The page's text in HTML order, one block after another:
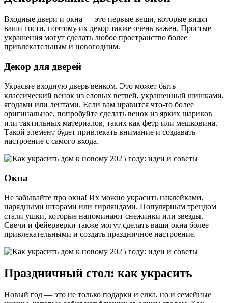
Входные двери и окна — это первые вещи, которые видят
ваши гости, поэтому их декор также очень важен. Простые
украшения могут сделать любое пространство более
привлекательным и новогодним.
Декор для дверей
Украсьте входную дверь венком. Это может быть
классический венок из еловых ветвей, украшенный шишками,
ягодами или лентами. Если вам нравится что-то более
оригинальное, попробуйте сделать венок из ярких шариков
или тактильных материалов, таких как фетр или мешковина.
Такой элемент будет привлекать внимание и создавать
настроение с самого входа.
Окна
Не забывайте про окна! Их можно украсить наклейками,
нарядными шторами или гирляндами. Популярным трендом
стали ушки, которые напоминают снежинки или звезды.
Свечи и фейерверки также могут сделать ваши окна более
привлекательными и создать праздничное настроение.
Праздничный стол: как украсить
Новый год — это не только подарки и елка, но и семейные